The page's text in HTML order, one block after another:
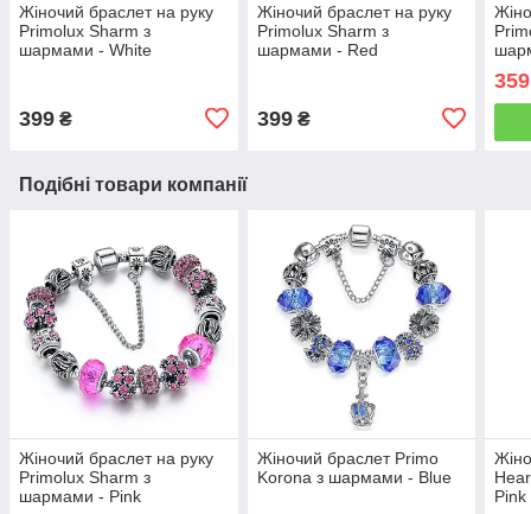
Жіночий браслет на руку
Primolux Sharm з
шармами - White
399 ₴
Жіночий браслет на руку
Primolux Sharm з
шармами - Red
399₴
359
Подібні товари компанії
Жіночий браслет на руку
Primolux Sharm з
шармами - Pink
Жіночий браслет Primo
Korona з шармами - Blue
Pink